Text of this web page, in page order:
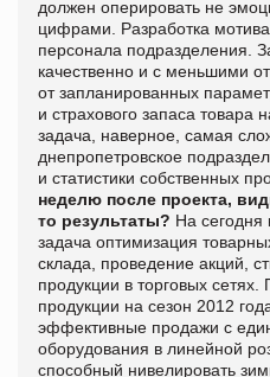
должен оперировать не
цифрами.
Разработка
персонала подразделения.
качественно и с меньшими
от запланированных
и страхового запаса
задача, наверное, самая
днепропетровское
и статистики собственных
неделю после проекта,
то результаты? На сегодня
задача оптимизация
склада, проведение акций,
продукции в торговых сетях.
продукции на сезон 2012
эффективные продажи с
оборудования в линейной
способный нивелировать